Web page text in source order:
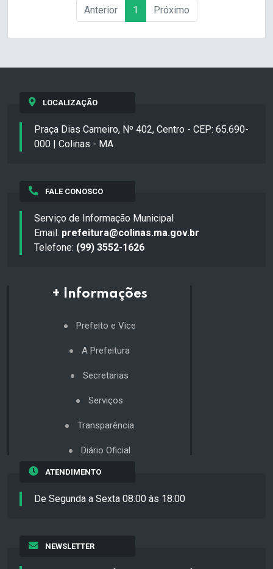
Anterior
1 Próximo
LOCALIZAÇÃO
Praça Dias Carneiro, Nº 402, Centro - CEP: 65.690-
000 | Colinas - MA
FALE CONOSCO
Serviço de Informação Municipal
Email: prefeitura@colinas.ma.gov.br
Telefone: (99) 3552-1626
+ Informações
Prefeito e Vice
A Prefeitura
Secretarias
Serviços
Transparência
Diário Oficial
ATENDIMENTO
De Segunda a Sexta 08:00 às 18:00
NEWSLETTER